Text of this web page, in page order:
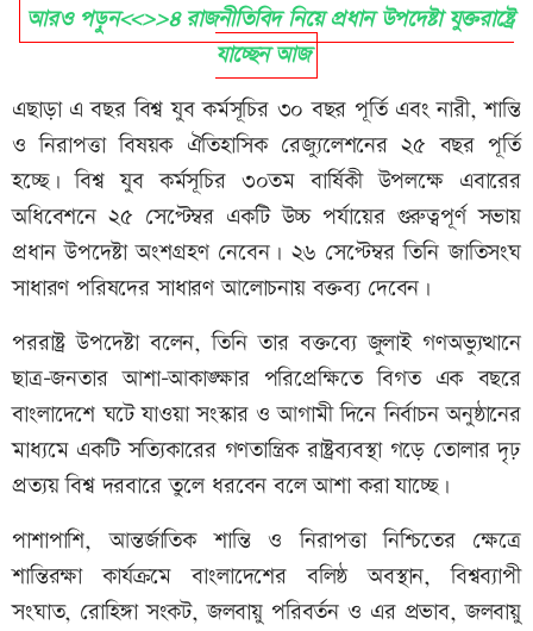
আরও পড়ুন<<>>৪ রাজনীতিবিদ নিয়ে প্রধান উপদেষ্টা যুক্তরাষ্ট্রে
যাচ্ছেন আজ
এছাড়া এ বছর বিশ্ব যুব কর্মসূচির ৩০ বছর পূর্তি এবং নারী, শান্তি
ও নিরাপত্তা বিষয়ক ঐতিহাসিক রেজ্যুলেশনের ২৫ বছর পূর্তি
হচ্ছে। বিশ্ব যুব কর্মসূচির ৩০তম বার্ষিকী উপলক্ষে এবারের
অধিবেশনে ২৫ সেপ্টেম্বর একটি উচ্চ পর্যায়ের গুরুত্বপূর্ণ সভায়
প্রধান উপদেষ্টা অংশগ্রহণ নেবেন। ২৬ সেপ্টেম্বর তিনি জাতিসংঘ
সাধারণ পরিষদের সাধারণ আলোচনায় বক্তব্য দেবেন।
পররাষ্ট্র উপদেষ্টা বলেন, তিনি তার বক্তব্যে জুলাই গণঅভ্যুত্থানে
ছাত্র-জনতার আশা-আকাঙ্ক্ষার পরিপ্রেক্ষিতে বিগত এক বছরে
বাংলাদেশে ঘটে যাওয়া সংস্কার ও আগামী দিনে নির্বাচন অনুষ্ঠানের
মাধ্যমে একটি সত্যিকারের গণতান্ত্রিক রাষ্ট্রব্যবস্থা গড়ে তোলার দৃঢ়
প্রত্যয় বিশ্ব দরবারে তুলে ধরবেন বলে আশা করা যাচ্ছে।
পাশাপাশি, আন্তর্জাতিক শান্তি ও নিরাপত্তা নিশ্চিতের ক্ষেত্রে
শান্তিরক্ষা কার্যক্রমে বাংলাদেশের বলিষ্ঠ অবস্থান, বিশ্বব্যাপী
সংঘাত, রোহিঙ্গা সংকট, জলবায়ু পরিবর্তন ও এর প্রভাব, জলবায়ু